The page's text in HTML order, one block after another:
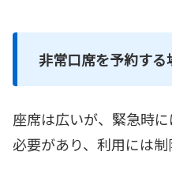
非常口席を予約する
座席は広いが、緊急時
必要があり、利用には制